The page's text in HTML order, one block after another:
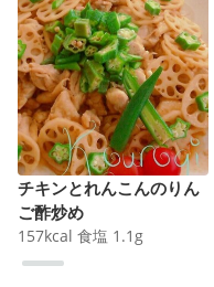
チキンとれんこんのりん
ご酢炒め
157kcal 食塩 1.1 g